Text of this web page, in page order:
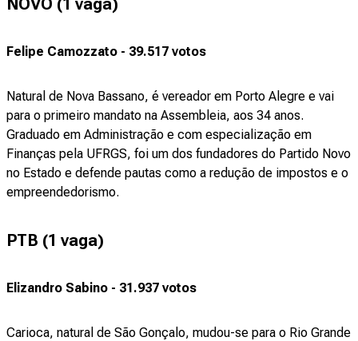
NOVO (1 vaga)
Felipe Camozzato - 39.517 votos
Natural de Nova Bassano, é vereador em Porto Alegre e vai
para o primeiro mandato na Assembleia, aos 34 anos.
Graduado em Administração e com especialização em
Finanças pela UFRGS, foi um dos fundadores do Partido Novo
no Estado e defende pautas como a redução de impostos e o
empreendedorismo.
PTB (1 vaga)
Elizandro Sabino - 31.937 votos
Carioca, natural de São Gonçalo, mudou-se para o Rio Grande